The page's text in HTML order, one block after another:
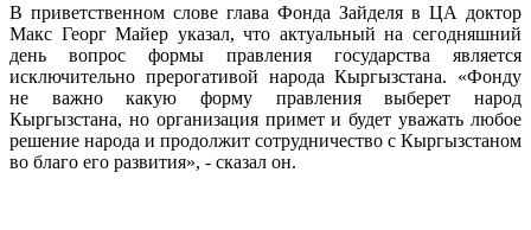
В приветственном слове глава Фонда Зайделя в ЦА доктор
Макс Георг Майер указал, что актуальный на сегодняшний
день вопрос формы правления государства является
исключительно прерогативой народа Кыргызстана. «Фонду
не важно какую форму правления выберет народ
Кыргызстана, но организация примет и будет уважать любое
решение народа и продолжит сотрудничество с Кыргызстаном
во благо его развития», - сказал он.